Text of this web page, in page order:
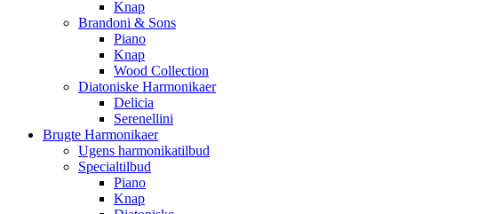
Knap
Brandoni & Sons
Piano
Knap
Wood Collection
Diatoniske Harmonikaer
Delicia
Serenellini
Brugte Harmonikaer
Ugens harmonikatilbud
Specialtilbud
Piano
Knap